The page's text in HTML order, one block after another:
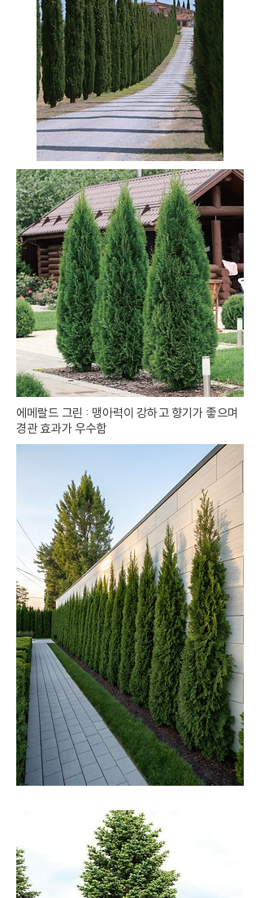
에메랄드 그린 : 맹아력이 강하고 향기가 좋으며
경관 효과가 우수함